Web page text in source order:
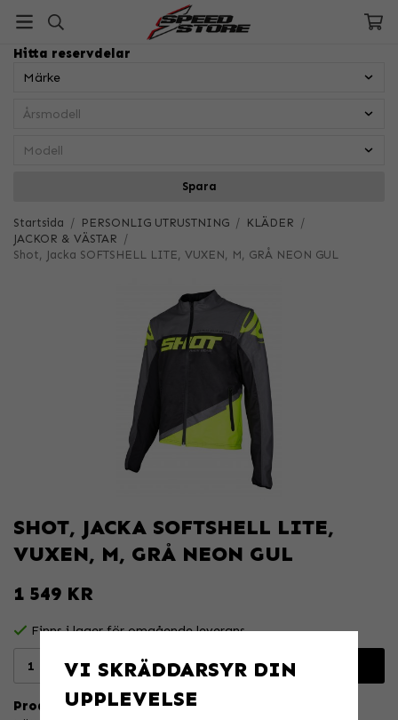
Hitta reservdelar
Spara
Startsida / PERSONLIG UTRUSTNING / KLÄDER /
JACKOR & VÄSTAR /
Shot, Jacka SOFTSHELL LITE, VUXEN, M, GRÅ NEON GUL
SHOT, JACKA SOFTSHELL LITE,
VUXEN, M, GRÅ NEON GUL
1 549 KR
Finns i lager för omgående leverans
Lägg i varukorgen
Produktbeskrivning:
VI SKRÄDDARSYR DIN
UPPLEVELSE